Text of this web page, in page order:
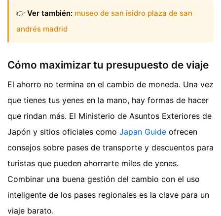
👉 Ver también: museo de san isidro plaza de san
andrés madrid
Cómo maximizar tu presupuesto de viaje
El ahorro no termina en el cambio de moneda. Una vez
que tienes tus yenes en la mano, hay formas de hacer
que rindan más. El Ministerio de Asuntos Exteriores de
Japón y sitios oficiales como Japan Guide ofrecen
consejos sobre pases de transporte y descuentos para
turistas que pueden ahorrarte miles de yenes.
Combinar una buena gestión del cambio con el uso
inteligente de los pases regionales es la clave para un
viaje barato.